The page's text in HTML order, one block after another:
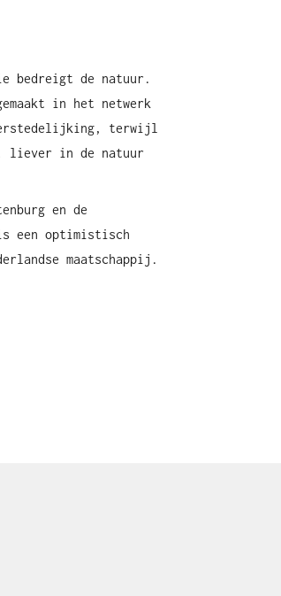
bedreigt de natuur.
in het netwerk
terwijl
liever in de natuur
en de
een optimistisch
maatschappij.